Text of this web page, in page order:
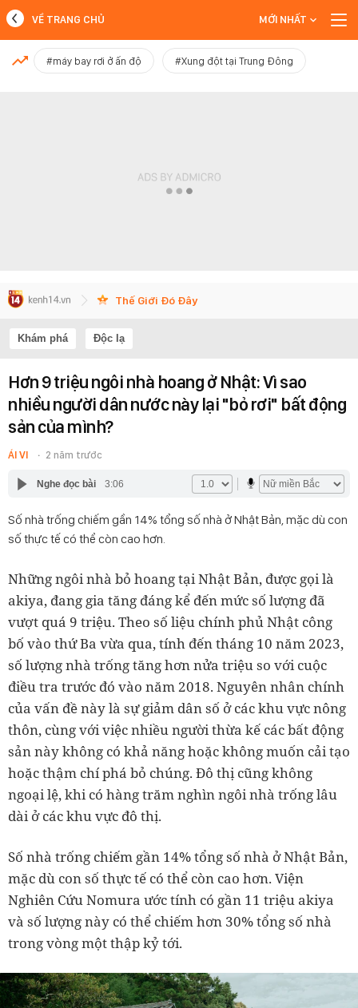
MỚI NHẤT
VỀ TRANG CHỦ MỚI NHẤT
#máy bay rơi ở ấn độ #Xung đột tại Trung Đông
Thế Giới Đó Đây
Khám phá Độc lạ
Hơn 9 triệu ngôi nhà hoang ở Nhật: Vì sao
nhiều người dân nước này lại "bỏ rơi" bất động
sản của mình?
ÁI VI 2 năm trước
Nghe đọc bài 3:06
Số nhà trống chiếm gần 14% tổng số nhà ở Nhật Bản, mặc dù con
số thực tế có thể còn cao hơn.
Những ngôi nhà bỏ hoang tại Nhật Bản, được gọi là
akiya, đang gia tăng đáng kể đến mức số lượng đã
vượt quá 9 triệu. Theo số liệu chính phủ Nhật công
bố vào thứ Ba vừa qua, tính đến tháng 10 năm 2023,
số lượng nhà trống tăng hơn nửa triệu so với cuộc
điều tra trước đó vào năm 2018. Nguyên nhân chính
của vấn đề này là sự giảm dân số ở các khu vực nông
thôn, cùng với việc nhiều người thừa kế các bất động
sản này không có khả năng hoặc không muốn cải tạo
hoặc thậm chí phá bỏ chúng. Đô thị cũng không
ngoại lệ, khi có hàng trăm nghìn ngôi nhà trống lâu
dài ở các khu vực đô thị.
Số nhà trống chiếm gần 14% tổng số nhà ở Nhật Bản,
mặc dù con số thực tế có thể còn cao hơn. Viện
Nghiên Cứu Nomura ước tính có gần 11 triệu akiya
và số lượng này có thể chiếm hơn 30% tổng số nhà
trong vòng một thập kỷ tới.